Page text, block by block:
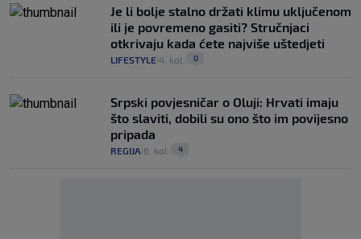
Je li bolje stalno držati klimu uključenom
ili je povremeno gasiti? Stručnjaci
otkrivaju kada ćete najviše uštedjeti
LIFESTYLE 4. kol. 0
Srpski povjesničar o Oluji: Hrvati imaju
što slaviti, dobili su ono što im povijesno
pripada
REGIJA 6. kol. 4